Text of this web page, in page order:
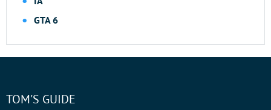
GTA 6
TOM'S GUIDE